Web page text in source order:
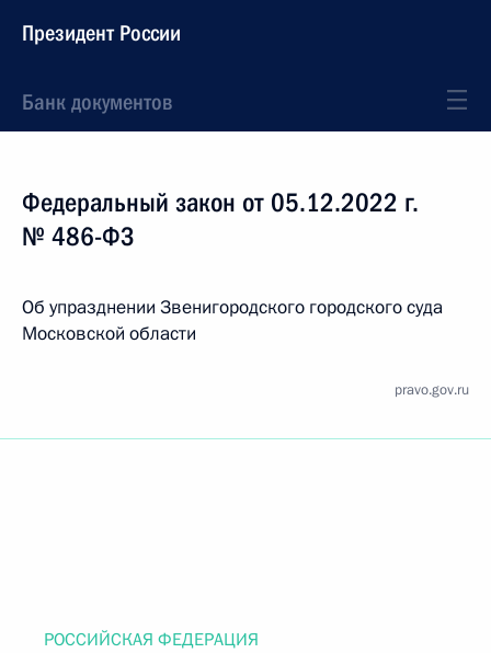
Президент России
Банк документов
Федеральный закон от 05.12.2022 г.
№ 486-ФЗ
Об упразднении Звенигородского городского суда
Московской области
pravo.gov.ru
РОССИЙСКАЯ ФЕДЕРАЦИЯ